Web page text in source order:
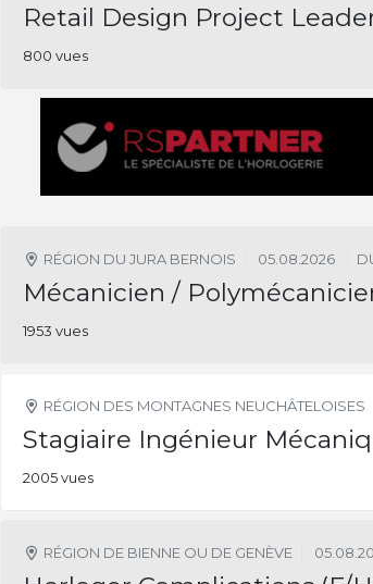
Retail Design Project
800 vues
RÉGION DU JURA BERNOIS 05.08.2026
Mécanicien /
1953 vues
RÉGION DES MONTAGNES NEUCHÂTELOISES
Stagiaire Ingénieur
2005 vues
RÉGION DE BIENNE OU DE GENÈVE